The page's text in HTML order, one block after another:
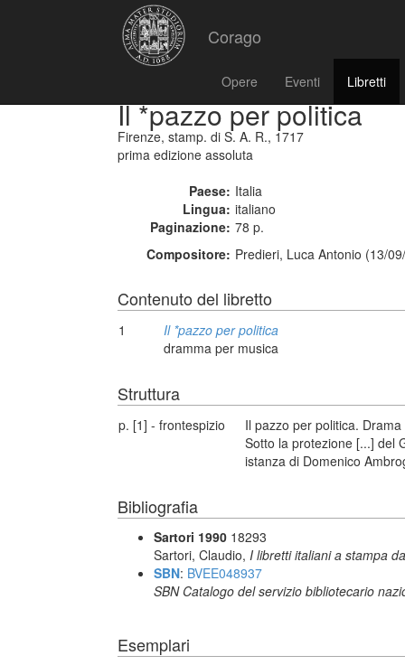
Corago
Opere Eventi Libretti
Il *pazzo per politica
Firenze, stamp. di S. A. R., 1717
prima edizione assoluta
Paese: Italia
Lingua: italiano
Paginazione: 78 p.
Compositore: Predieri, Luca Antonio (13/
Contenuto del libretto
1
Il *pazzo per politica
dramma per musica
Struttura
p. [1] - frontespizio
Il pazzo per politica.
Sotto la protezione [...] del
istanza di Domenico
Bibliografia
Sartori 1990 18293
Sartori, Claudio, I libretti italiani a stampa
SBN: BVEE048937
SBN Catalogo del servizio bibliotecario
Esemplari